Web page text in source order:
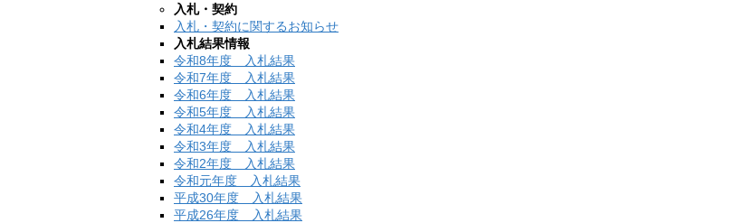
入札・契約
入札・契約に関するお知らせ
入札結果情報
令和8年度 入札結果
令和7年度 入札結果
令和6年度 入札結果
令和5年度 入札結果
令和4年度 入札結果
令和3年度 入札結果
令和2年度 入札結果
令和元年度 入札結果
平成30年度 入札結果
平成26年度 入札結果